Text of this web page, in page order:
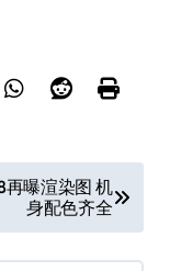
再曝渲染图 机
身配色齐全